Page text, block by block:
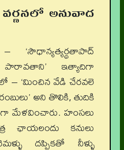
అనువాద
‘సౌధాన్యత్యర్థతాపాద్
పారావతాని’ ఇత్యాదిగా
– ‘మించిన వేడి చేరవలె
అని తొలికి, తుదికి
మేళవించారు. హంసలు
ఛాయలందు కనులు
దప్పికతో నీళ్ళు